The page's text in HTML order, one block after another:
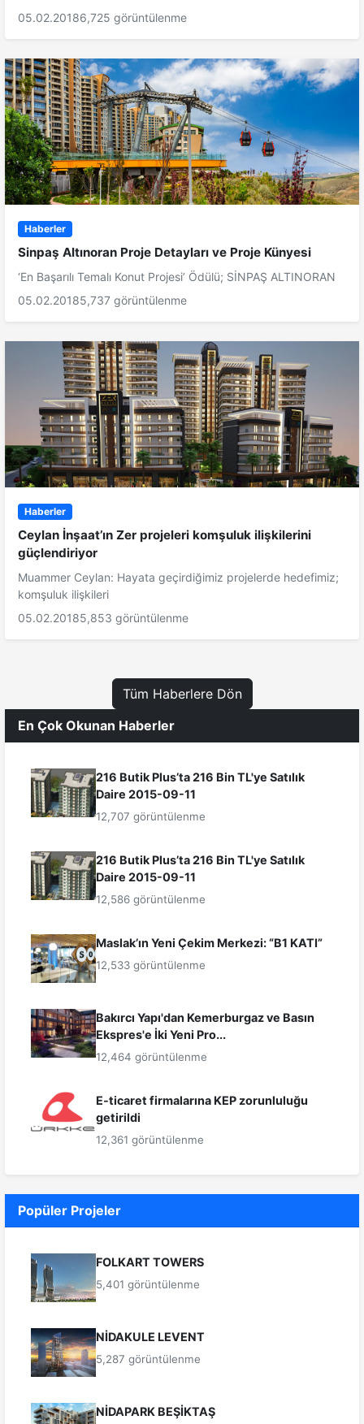
05.02.20186,725 görüntülenme
Haberler
Sinpaş Altınoran Proje Detayları ve Proje Künyesi
‘En Başarılı Temalı Konut Projesi’ Ödülü; SİNPAŞ ALTINORAN
05.02.20185,737 görüntülenme
Haberler
Ceylan İnşaat’ın Zer projeleri komşuluk ilişkilerini
güçlendiriyor
Muammer Ceylan: Hayata geçirdiğimiz projelerde hedefimiz;
komşuluk ilişkileri
05.02.20185,853 görüntülenme
Tüm Haberlere Dön
En Çok Okunan Haberler
216 Butik Plus’ta 216 Bin TL'ye Satılık
Daire 2015-09-11
12,707 görüntülenme
216 Butik Plus’ta 216 Bin TL'ye Satılık
Daire 2015-09-11
12,586 görüntülenme
Maslak’ın Yeni Çekim Merkezi: “B1 KATI”
12,533 görüntülenme
Bakırcı Yapı'dan Kemerburgaz ve Basın
Ekspres'e İki Yeni Pro...
12,464 görüntülenme
E-ticaret firmalarına KEP zorunluluğu
getirildi
12,361 görüntülenme
Popüler Projeler
FOLKART TOWERS
5,401 görüntülenme
NİDAKULE LEVENT
5,287 görüntülenme
NİDAPARK BEŞİKTAŞ